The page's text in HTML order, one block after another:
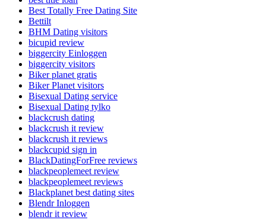
Best Totally Free Dating Site
Bettilt
BHM Dating visitors
bicupid review
biggercity Einloggen
biggercity visitors
Biker planet gratis
Biker Planet visitors
Bisexual Dating service
Bisexual Dating tylko
blackcrush dating
blackcrush it review
blackcrush it reviews
blackcupid sign in
BlackDatingForFree reviews
blackpeoplemeet review
blackpeoplemeet reviews
Blackplanet best dating sites
Blendr Inloggen
blendr it review